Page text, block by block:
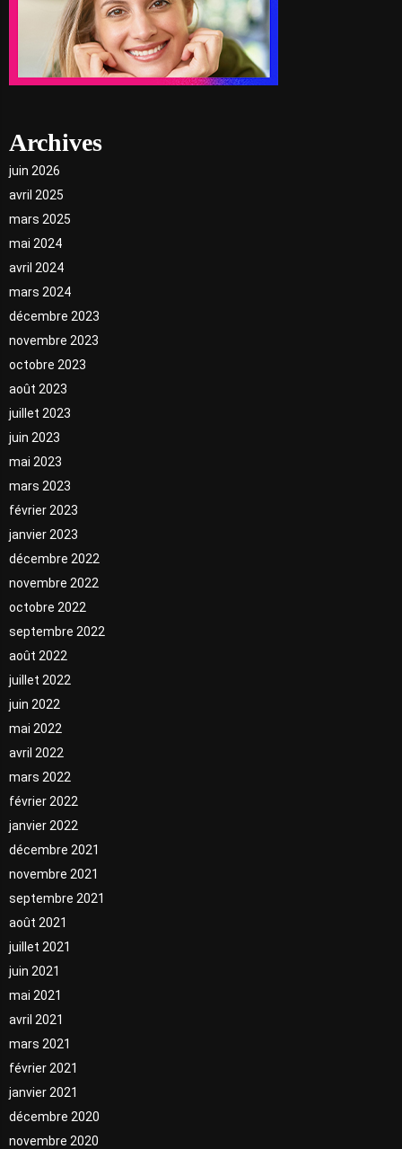
Archives
juin 2026
avril 2025
mars 2025
mai 2024
avril 2024
mars 2024
décembre 2023
novembre 2023
octobre 2023
août 2023
juillet 2023
juin 2023
mai 2023
mars 2023
février 2023
janvier 2023
décembre 2022
novembre 2022
octobre 2022
septembre 2022
août 2022
juillet 2022
juin 2022
mai 2022
avril 2022
mars 2022
février 2022
janvier 2022
décembre 2021
novembre 2021
septembre 2021
août 2021
juillet 2021
juin 2021
mai 2021
avril 2021
mars 2021
février 2021
janvier 2021
décembre 2020
novembre 2020